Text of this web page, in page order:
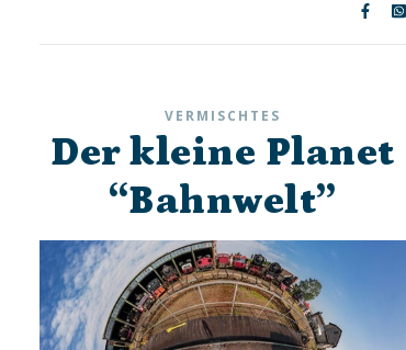
VERMISCHTES
Der kleine Planet
“Bahnwelt”